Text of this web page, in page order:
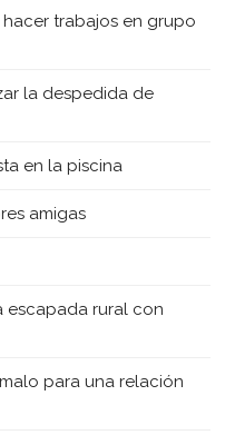
trabajos en grupo
la despedida de
en la piscina
amigas
escapada rural con
para una relación